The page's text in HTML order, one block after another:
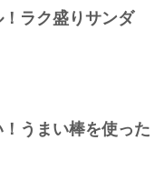
ラク盛りサンダ
うまい棒を使った